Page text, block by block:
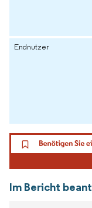
Endnutzer
Im Bericht